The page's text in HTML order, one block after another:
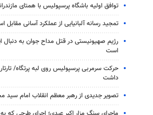
توافق اولیه باشگاه پرسپولیس با همتای
تمجید رسانه آلبانیایی از عملکرد آسانی مقابل
رژیم صهیونیستی در قتل مداح جوان به
است
حرکت سرمربی پرسپولیس روی لبه پرتگاه/
داشت
تصویر جدیدی از رهبر معظم انقلاب امام سید